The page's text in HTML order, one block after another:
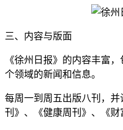
三、内容与版面
《徐州日报》的内容丰富
个领域的新闻和信息。
每周一到周五出版八刊，
刊》、《健康周刊》、《财